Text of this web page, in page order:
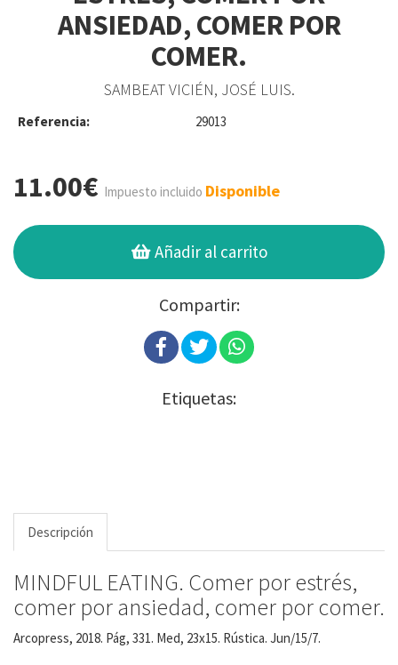
ANSIEDAD, COMER POR
COMER.
SAMBEAT VICIÉN, JOSÉ LUIS.
Referencia: 29013
11.00€ Impuesto incluido Disponible
Añadir al carrito
Compartir:
Etiquetas:
Descripción
MINDFUL EATING. Comer por estrés,
comer por ansiedad, comer por comer.
Arcopress, 2018. Pág, 331. Med, 23x15. Rústica. Jun/15/7.